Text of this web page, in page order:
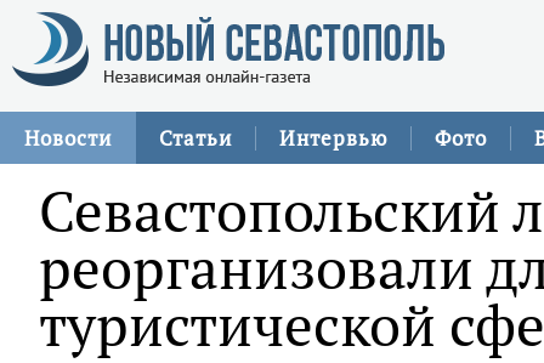
Новости Статьи Интервью Фото
Севастопольский
реорганизовали
туристической